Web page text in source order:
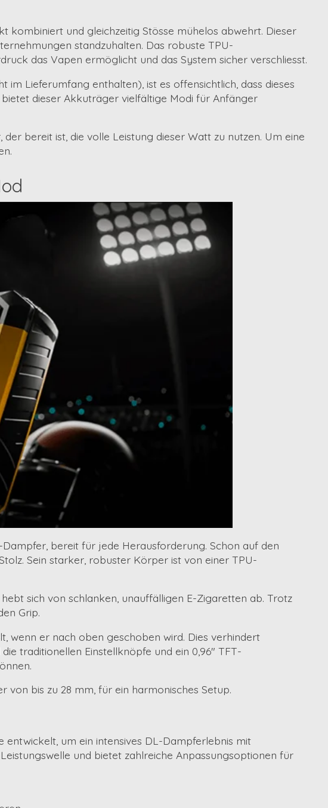
kombiniert und gleichzeitig Stösse mühelos abwehrt. Dieser
standzuhalten. Das robuste TPU-
das Vapen ermöglicht und das System sicher verschliesst.
im Lieferumfang enthalten) , ist es offensichtlich, dass dieses
bietet dieser Akkuträger vielfältige Modi für Anfänger
bereit ist, die volle Leistung dieser Watt zu nutzen. Um eine
Dampfer , bereit für jede Herausforderung. Schon auf den
Sein starker, robuster Körper ist von einer TPU-
sich von schlanken, unauffälligen E-Zigaretten ab. Trotz
Grip.
wenn er nach oben geschoben wird. Dies verhindert
traditionellen Einstellknöpfe und ein 0,96" TFT-
von bis zu 28 mm , für ein harmonisches Setup.
um ein intensives DL-Dampferlebnis mit
und bietet zahlreiche Anpassungsoptionen für